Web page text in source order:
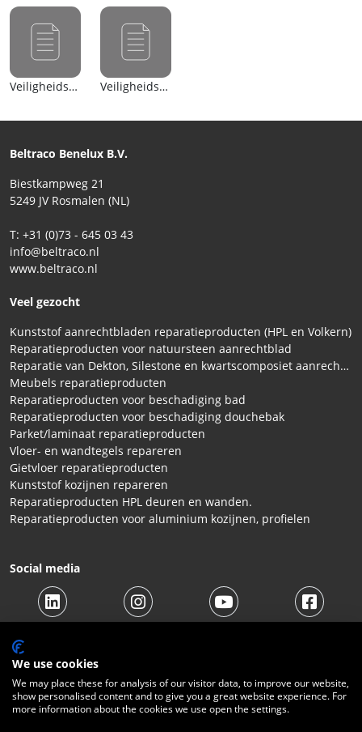
Veiligheidsblad (nl) Veiligheidsblad (en)
Beltraco Benelux B.V.
Biestkampweg 21
5249 JV Rosmalen (NL)
T: +31 (0)73 - 645 03 43
info@beltraco.nl
www.beltraco.nl
Veel gezocht
Kunststof aanrechtbladen reparatieproducten (HPL en Volkern)
Reparatieproducten voor natuursteen aanrechtblad
Reparatie van Dekton, Silestone en kwartscomposiet aanrechtbladen
Meubels reparatieproducten
Reparatieproducten voor beschadiging bad
Reparatieproducten voor beschadiging douchebak
Parket/laminaat reparatieproducten
Vloer- en wandtegels repareren
Gietvloer reparatieproducten
Kunststof kozijnen repareren
Reparatieproducten HPL deuren en wanden.
Reparatieproducten voor aluminium kozijnen, profielen
Social media
© 2026 Beltraco Benelux B.V. |Algemene voorwaarden
We use cookies
We may place these for analysis of our visitor data, to improve our website,
show personalised content and to give you a great website experience. For
more information about the cookies we use open the settings.